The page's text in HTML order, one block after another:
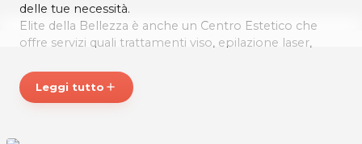
delle tue necessità.
Elite della Bellezza è anche un Centro Estetico che
offre servizi quali trattamenti viso, epilazione laser,
*Prezzi di listino verificati in data 07/08/2020
Leggi tutto add